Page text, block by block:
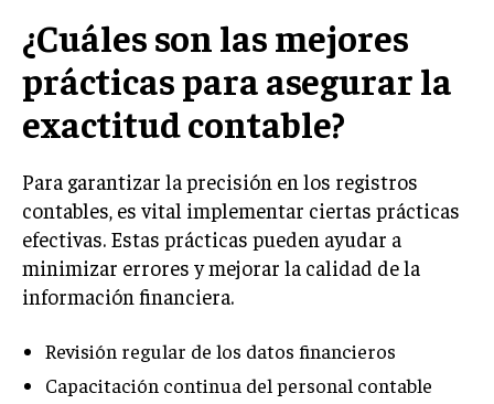
INTERNACIONAL
NEGOCIOS INTERNACIONALES
COMERCIO INTERNACIONAL
IMPORTACIÓN Y EXPORTACIÓN
ALIANZAS ESTRATÉGICAS
TECNOLOGIA
SOSTENIBILIDAD Y MEDIO AMBIENTE
GESTIÓN DE LA INNOVACIÓN TECNOLÓGICA
TRANSFORMACIÓN DIGITAL
¿Cuáles son las mejores
prácticas para asegurar la
exactitud contable?
Para garantizar la precisión en los registros
contables, es vital implementar ciertas prácticas
efectivas. Estas prácticas pueden ayudar a
minimizar errores y mejorar la calidad de la
información financiera.
Revisión regular de los datos financieros
Capacitación continua del personal contable